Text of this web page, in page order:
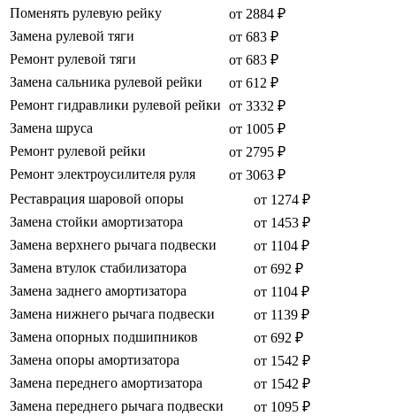
Поменять рулевую рейку
от 2884 ₽
Замена рулевой тяги
от 683 ₽
Ремонт рулевой тяги
от 683 ₽
Замена сальника рулевой рейки
от 612 ₽
Ремонт гидравлики рулевой рейки от 3332 ₽
Замена шруса
от 1005 ₽
Ремонт рулевой рейки
от 2795 ₽
Ремонт электроусилителя руля
от 3063 ₽
Реставрация шаровой опоры
от 1274 ₽
Замена стойки амортизатора
от 1453 ₽
Замена верхнего рычага подвески
от 1104 ₽
Замена втулок стабилизатора
от 692 ₽
Замена заднего амортизатора
от 1104 ₽
Замена нижнего рычага подвески
от 1139 ₽
Замена опорных подшипников
от 692 ₽
Замена опоры амортизатора
от 1542 ₽
Замена переднего амортизатора
от 1542 ₽
Замена переднего рычага подвески
от 1095 ₽